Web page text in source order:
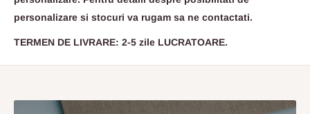
personalizare si stocuri va rugam sa ne contactati.
TERMEN DE LIVRARE: 2-5 zile LUCRATOARE.